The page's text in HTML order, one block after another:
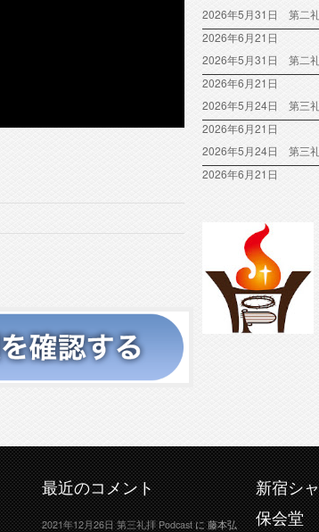
2026年5月31日 第二
2026年6月21日
2026年5月31日 第二
2026年6月21日
2026年5月24日 第三
2026年6月21日
2026年5月24日 第三
2026年6月21日
最近のコメント
2021年12月26日 第三礼拝 Podcastに藤本弘
新宿シ
保会堂